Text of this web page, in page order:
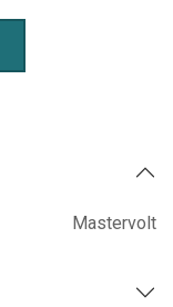
Mastervolt